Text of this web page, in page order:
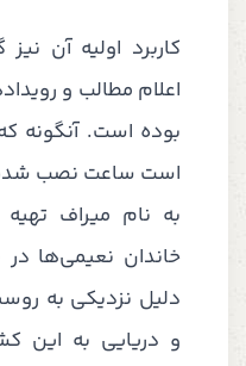
کاربرد اولیه آن
اعلام مطالب و
بوده است. آنگونه
است ساعت نصب شده
به نام میراف
خاندان نعیمی‌ها
دلیل نزدیکی به
و دریایی به این